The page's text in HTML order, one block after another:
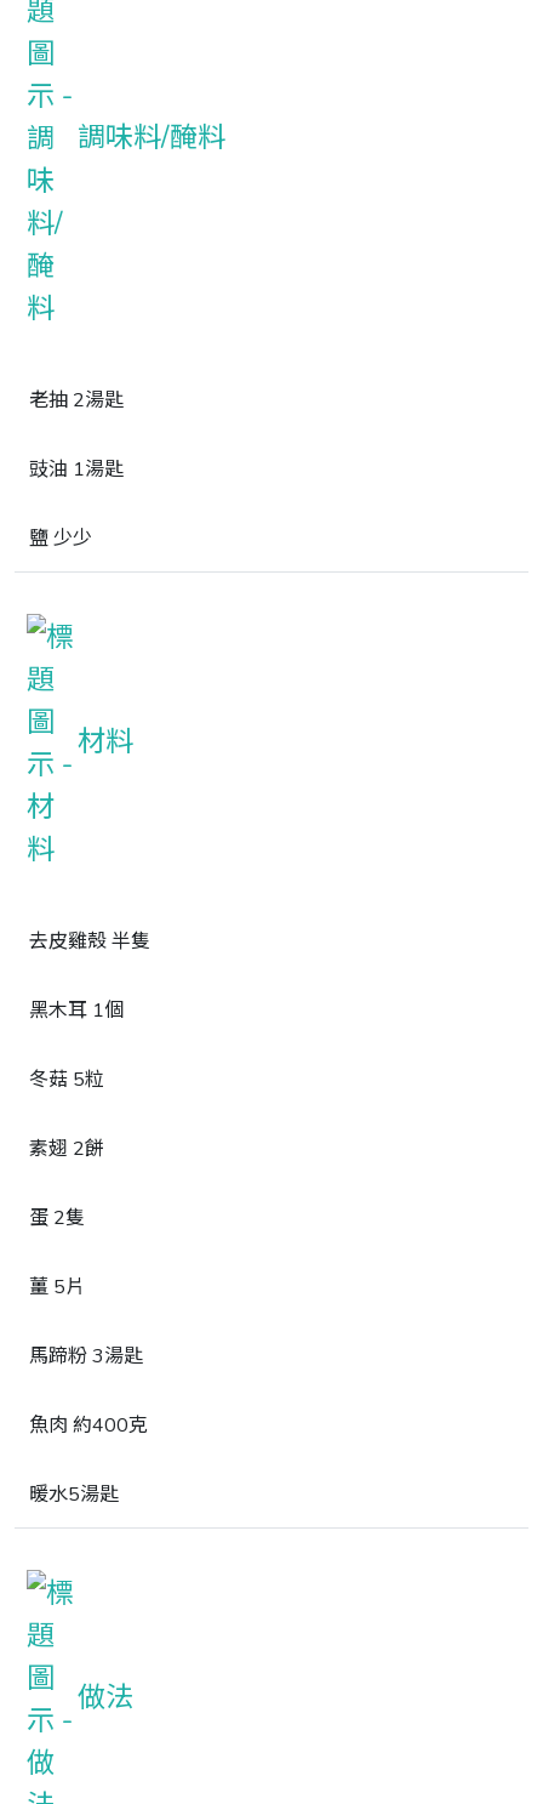
調味料/醃料
老抽 2湯匙
豉油 1湯匙
鹽 少少
材料
去皮雞殼 半隻
黑木耳 1個
冬菇 5粒
素翅 2餅
蛋 2隻
薑 5片
馬蹄粉 3湯匙
魚肉 約400克
暖水5湯匙
做法